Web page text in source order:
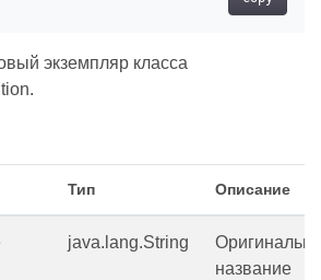
экземпляр класса
Тип Описание
java.lang.String
название